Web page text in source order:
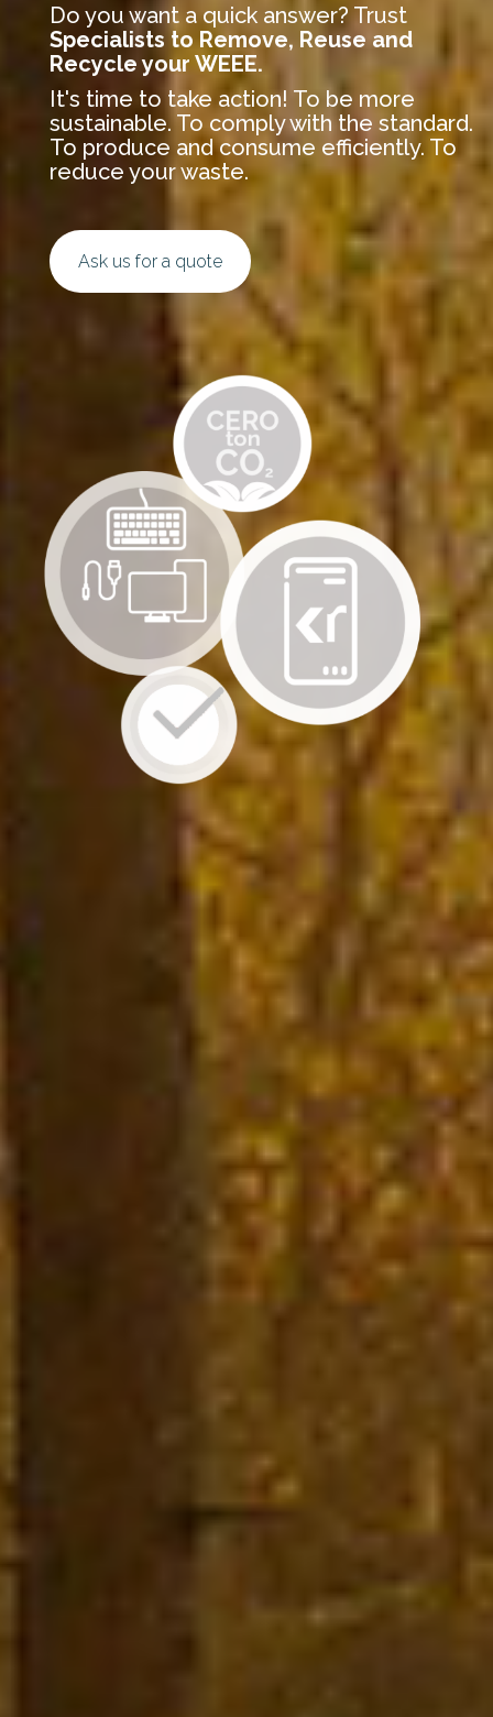
Do you want a quick answer? Trust
Specialists to Remove, Reuse and
Recycle your WEEE.
It's time to take action! To be more
sustainable. To comply with the standard.
To produce and consume efficiently. To
reduce your waste.
Ask us for a quote